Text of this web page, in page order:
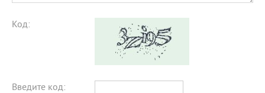
Код:
Введите код: